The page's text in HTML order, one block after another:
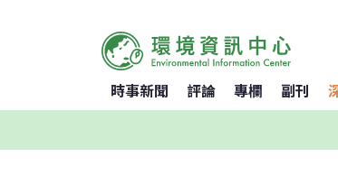
時事新聞 評論 專欄 副刊